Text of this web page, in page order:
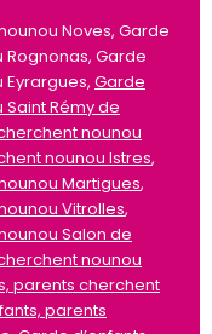
Noves, Garde
Rognonas, Garde
Garde
Rémy de
nounou
nounou Istres,
Martigues,
Vitrolles,
Salon de
nounou
parents cherchent
parents